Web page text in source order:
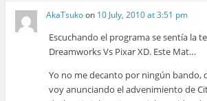
AkaTsukoon 10 July, 2010 at 3:51 pm
Escuchando el programa se sentía la
Dreamworks Vs Pixar XD. Este Mat…
Yo no me decanto por ningún bando,
voy anunciando el advenimiento de